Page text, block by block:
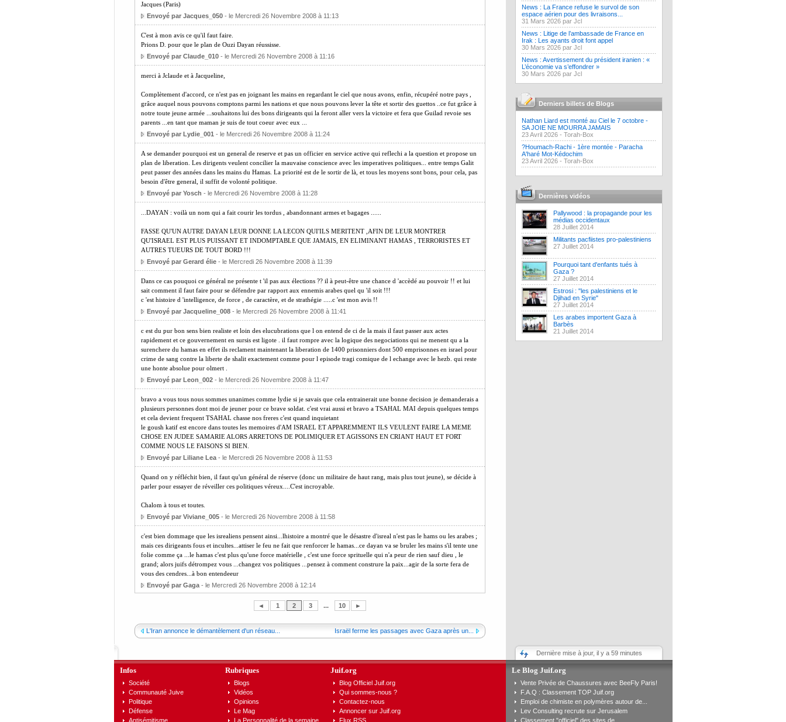
Jacques (Paris)
Envoyé par Jacques_050- le Mercredi 26 Novembre 2008 à 11:13
C'est à mon avis ce qu'il faut faire.
Prions D. pour que le plan de Ouzi Dayan réussisse.
Envoyé par Claude_010- le Mercredi 26 Novembre 2008 à 11:16
merci à Jclaude et à Jacqueline,
Complètement d'accord, ce n'est pas en joignant les mains en regardant le ciel que nous avons, enfin, récupéré notre pays ,
grâce auquel nous pouvons comptons parmi les nations et que nous pouvons lever la tête et sortir des guettos ..ce fut grâce à
notre toute jeune armée ...souhaitons lui des bons dirigeants qui la feront aller vers la victoire et fera que Guilad revoie ses
parents ...en tant que maman je suis de tout coeur avec eux ...
Envoyé par Lydie_001 - le Mercredi 26 Novembre 2008 à 11:24
A se demander pourquoi est un general de reserve et pas un officier en service active qui reflechi a la question et propose un
plan de liberation. Les dirigents veulent concilier la mauvaise conscience avec les imperatives politiques... entre temps Galit
peut passer des années dans les mains du Hamas. La priorité est de le sortir de là, et tous les moyens sont bons, pour cela, pas
besoin d'être general, il suffit de volonté politique.
Envoyé par Yosch - le Mercredi 26 Novembre 2008 à 11:28
...DAYAN : voilà un nom qui a fait courir les tordus , abandonnant armes et bagages ......
FASSE QU'UN AUTRE DAYAN LEUR DONNE LA LECON QUI'ILS MERITENT ,AFIN DE LEUR MONTRER
QU'ISRAEL EST PLUS PUISSANT ET INDOMPTABLE QUE JAMAIS, EN ELIMINANT HAMAS , TERRORISTES ET
AUTRES TUEURS DE TOUT BORD !!!
Envoyé par Gerard élie- le Mercredi 26 Novembre 2008 à 11:39
Dans ce cas pouquoi ce général ne présente t 'il pas aux élections ?? il à peut-être une chance d 'accèdé au pouvoir !! et lui
sait comment il faut faire pour se défendre par rapport aux ennemis arabes quel qu 'il soit !!!
c 'est histoire d 'intelligence, de force , de caractère, et de strathégie .....c 'est mon avis !!
Envoyé par Jacqueline_008- le Mercredi 26 Novembre 2008 à 11:41
c est du pur bon sens bien realiste et loin des elucubrations que l on entend de ci de la mais il faut passer aux actes
rapidement et ce gouvernement en sursis est ligote . il faut rompre avec la logique des negociations qui ne menent qu a la
surenchere du hamas en effet ils reclament maintenant la liberation de 1400 prisonniers dont 500 emprisonnes en israel pour
crime de sang contre la liberte de shalit exactement comme pour l episode tragi comique de l echange avec le hezb. qui reste
une honte absolue pour olmert .
Envoyé par Leon_002- le Mercredi 26 Novembre 2008 à 11:47
bravo a vous tous nous sommes unanimes comme lydie si je savais que cela entrainerait une bonne decision je demanderais a
plusieurs personnes dont moi de jeuner pour ce brave soldat. c'est vrai aussi et bravo a TSAHAL MAI depuis quelques temps
et cela devient frequent TSAHAL chasse nos freres c'est quand inquietant
le goush katif est encore dans toutes les memoires d'AM ISRAEL ET APPAREMMENT ILS VEULENT FAIRE LA MEME
CHOSE EN JUDEE SAMARIE ALORS ARRETONS DE POLIMIQUER ET AGISSONS EN CRIANT HAUT ET FORT
COMME NOUS LE FAISONS SI BIEN.
Envoyé par Liliane Lea- le Mercredi 26 Novembre 2008 à 11:53
Quand on y réfléchit bien, il faut qu'un général de réserve (donc un militaire de haut rang, mais plus tout jeune), se décide à
parler pour essayer de réveiller ces politiques véreux....C'est incroyable.
Chalom à tous et toutes.
Envoyé par Viviane_005- le Mercredi 26 Novembre 2008 à 11:58
c'est bien dommage que les isrealiens pensent ainsi...lhistoire a montré que le désastre d'isreal n'est pas le hams ou les arabes ;
mais ces dirigeants fous et incultes...attiser le feu ne fait que renforcer le hamas...ce dayan va se bruler les mains s'il tente une
folie comme ça ...le hamas c'est plus qu'une force matérielle , c'est une force sprituelle qui n'a peur de rien sauf dieu , le
grand; alors juifs détrompez vous ...changez vos politiques ...pensez à comment construre la paix...agir de la sorte fera de
vous des cendres...à bon entendeeur
Envoyé par Gaga- le Mercredi 26 Novembre 2008 à 12:14
◄ 1 2 3 ... 10 ►
L'Iran annonce le démantèlement d'un réseau... Israël ferme les passages avec Gaza après un...
News : La France refuse le survol de son
espace aérien pour des livraisons...
31 Mars 2026 par Jcl
News : Litige de l’ambassade de France en
Irak : Les ayants droit font appel
30 Mars 2026 par Jcl
News : Avertissement du président iranien : «
L’économie va s’effondrer »
30 Mars 2026 par Jcl
Derniers billets de Blogs
Nathan Liard est monté au Ciel le 7 octobre -
SA JOIE NE MOURRA JAMAIS
23 Avril 2026 - Torah-Box
?Houmach-Rachi - 1ère montée - Paracha
A'haré Mot-Kédochim
23 Avril 2026 - Torah-Box
Dernières vidéos
Pallywood : la propagande pour les
médias occidentaux
28 Juillet 2014
Militants pacfiistes pro-palestiniens
27 Juillet 2014
Pourquoi tant d'enfants tués à
Gaza ?
27 Juillet 2014
Estrosi : "les palestiniens et le
Djihad en Syrie"
27 Juillet 2014
Les arabes importent Gaza à
Barbès
21 Juillet 2014
Dernière mise à jour, il y a 59 minutes
Infos
Société
Communauté Juive
Politique
Défense
Antisémitisme
Rubriques
Blogs
Vidéos
Opinions
Le Mag
La Personnalité de la semaine
Juif.org
Blog Officiel Juif.org
Qui sommes-nous ?
Contactez-nous
Annoncer sur Juif.org
Flux RSS
Le Blog Juif.org
Vente Privée de Chaussures avec BeeFly Paris!
F.A.Q : Classement TOP Juif.org
Emploi de chimiste en polymères autour de...
Lev Consulting recrute sur Jerusalem
Classement "officiel" des sites de...